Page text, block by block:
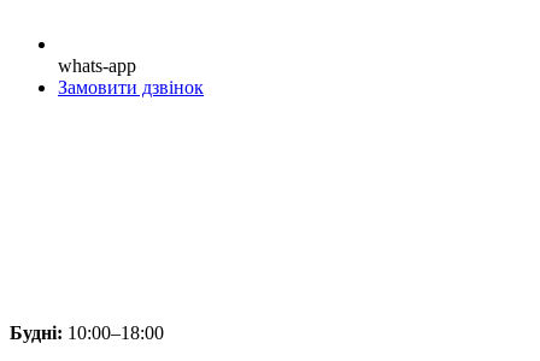
whats-app
Замовити дзвінок
Будні: 10:00–18:00